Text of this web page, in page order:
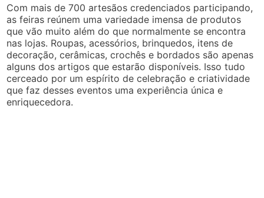
Com mais de 700 artesãos credenciados participando,
as feiras reúnem uma variedade imensa de produtos
que vão muito além do que normalmente se encontra
nas lojas. Roupas, acessórios, brinquedos, itens de
decoração, cerâmicas, crochês e bordados são apenas
alguns dos artigos que estarão disponíveis. Isso tudo
cerceado por um espírito de celebração e criatividade
que faz desses eventos uma experiência única e
enriquecedora.